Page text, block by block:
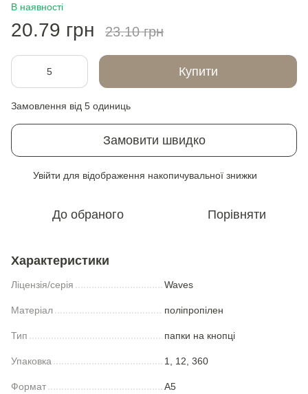
В наявності
20.79 грн 23.10 грн
Купити
Замовлення від 5 одиниць
Замовити швидко
Увійти для відображення накопичувальної знижки
До обраного Порівняти
Характеристики
Ліцензія/серія Waves
Матеріал поліпропілен
Тип папки на кнопці
Упаковка 1, 12, 360
Формат A5